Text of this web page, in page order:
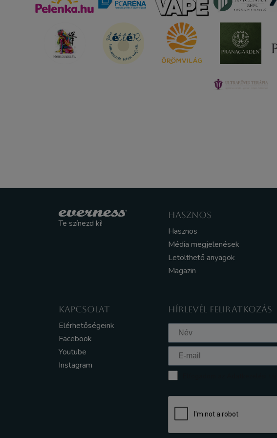
Te színezd ki!
HASZNOS
Hasznos
Média megjelenések
Letölthető anyagok
Magazin
KAPCSOLAT
Elérhetőségeink
Facebook
Youtube
Instagram
HÍRLEVÉL FELIRATKOZÁS